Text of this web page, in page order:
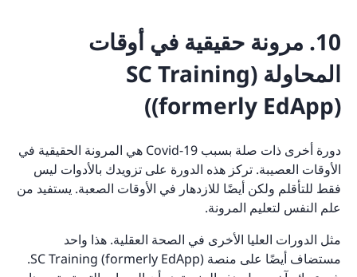
10. مرونة حقيقية في أوقات
المحاولة (SC Training
(formerly EdApp))
دورة أخرى ذات صلة بسبب Covid-19 هي المرونة الحقيقية في
الأوقات العصيبة. تركز هذه الدورة على تزويدك بالأدوات ليس
فقط للتأقلم ولكن أيضًا للازدهار في الأوقات الصعبة. يستفيد من
علم النفس لتعليم المرونة.
مثل الدورات العليا الأخرى في الصحة العقلية. هذا واحد
مستضاف أيضًا على منصة SC Training (formerly EdApp).